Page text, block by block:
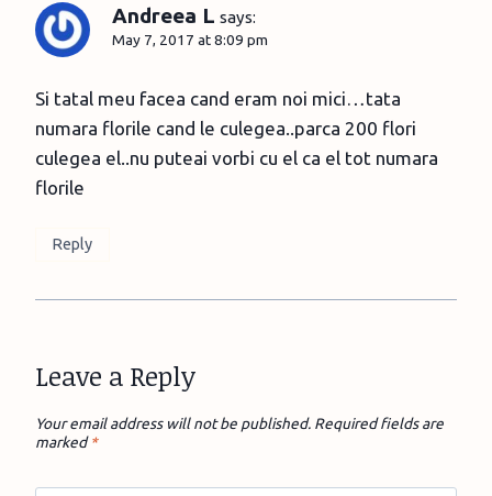
Andreea L says:
May 7, 2017 at 8:09 pm
Si tatal meu facea cand eram noi mici…tata
numara florile cand le culegea..parca 200 flori
culegea el..nu puteai vorbi cu el ca el tot numara
florile
Reply
Leave a Reply
Your email address will not be published. Required fields are
marked*